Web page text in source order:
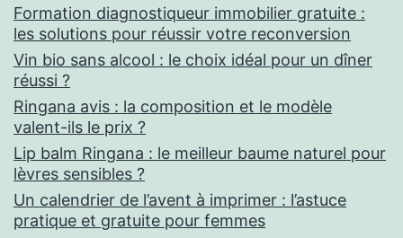
Formation diagnostiqueur immobilier gratuite :
les solutions pour réussir votre reconversion
Vin bio sans alcool : le choix idéal pour un dîner
réussi ?
Ringana avis : la composition et le modèle
valent-ils le prix ?
Lip balm Ringana : le meilleur baume naturel pour
lèvres sensibles ?
Un calendrier de l’avent à imprimer : l’astuce
pratique et gratuite pour femmes